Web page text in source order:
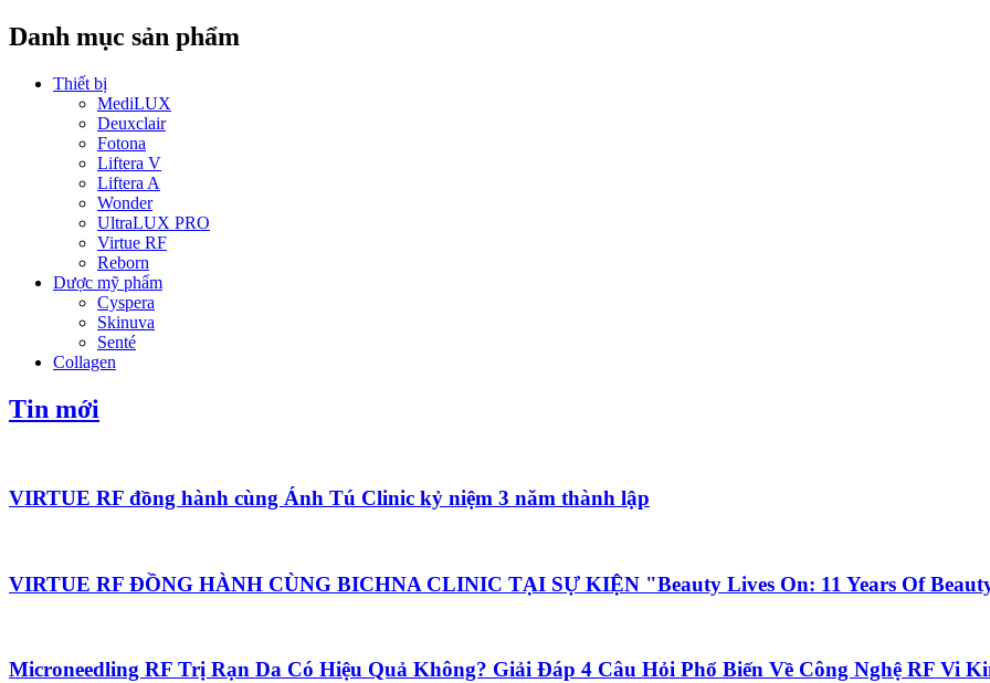
Danh mục sản phẩm
Thiết bị
MediLUX
Deuxclair
Fotona
Liftera V
Liftera A
Wonder
UltraLUX PRO
Virtue RF
Reborn
Dược mỹ phẩm
Cyspera
Skinuva
Senté
Collagen
Tin mới
VIRTUE RF đồng hành cùng Ánh Tú Clinic kỷ niệm 3 năm thành lập
VIRTUE RF ĐỒNG HÀNH CÙNG BICHNA CLINIC TẠI SỰ KIỆN "Beauty Lives On: 11 Years Of
Microneedling RF Trị Rạn Da Có Hiệu Quả Không? Giải Đáp 4 Câu Hỏi Phổ Biến Về Công Nghệ RF Vi